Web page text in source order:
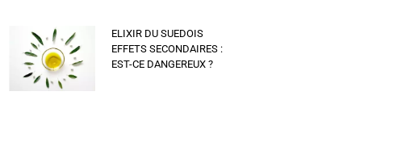
ELIXIR DU SUEDOIS
EFFETS SECONDAIRES :
EST-CE DANGEREUX ?